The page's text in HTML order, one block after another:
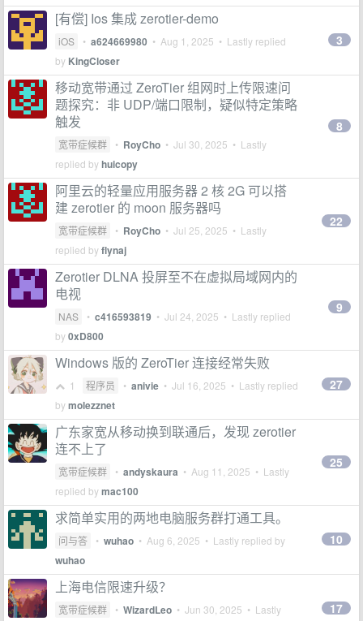
[有偿] Ios 集成 zerotier-demo
iOS • a624669980 • Aug 1, 2025 • Lastly replied
by KingCloser
3
移动宽带通过 ZeroTier 组网时上传限速问
题探究：非 UDP/端口限制，疑似特定策略
触发
宽带症候群 • RoyCho • Jul 30, 2025 • Lastly
replied byhuicopy
8
阿里云的轻量应用服务器 2 核 2G 可以搭
建 zerotier 的 moon 服务器吗
宽带症候群 • RoyCho • Jul 25, 2025 • Lastly
replied byflynaj
22
Zerotier DLNA 投屏至不在虚拟局域网内的
电视
NAS • c416593819 • Jul 24, 2025 • Lastly replied
by0xD800
9
Windows 版的 ZeroTier 连接经常失败
1 程序员 • anivie • Jul 16, 2025 • Lastly replied
bymolezznet
27
广东家宽从移动换到联通后，发现 zerotier
连不上了
宽带症候群 • andyskaura • Aug 11, 2025 • Lastly
replied bymac100
25
求简单实用的两地电脑服务群打通工具。
问与答 • wuhao • Aug 6, 2025 • Lastly replied by
wuhao
10
上海电信限速升级？
宽带症候群 • WizardLeo • Jun 30, 2025 • Lastly
17